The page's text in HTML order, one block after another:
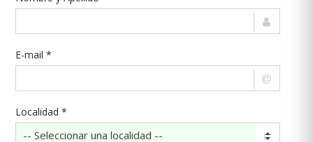
E-mail *
Localidad *